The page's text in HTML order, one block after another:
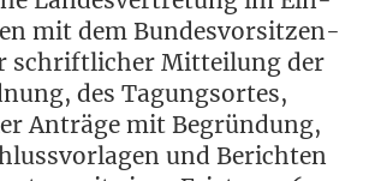
mit dem Bun­des­vor­sit­zen­
schrift­li­cher Mit­tei­lung der
des Tagungs­or­tes,
Anträ­ge mit Begrün­dung,
und Berich­ten